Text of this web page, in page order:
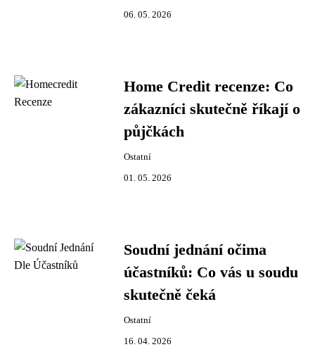
06. 05. 2026
Home Credit recenze: Co
zákazníci skutečně říkají o
půjčkách
Ostatní
01. 05. 2026
Soudní jednání očima
účastníků: Co vás u soudu
skutečně čeká
Ostatní
16. 04. 2026